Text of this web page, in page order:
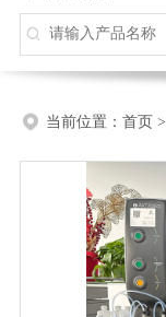
当前位置： 首页>